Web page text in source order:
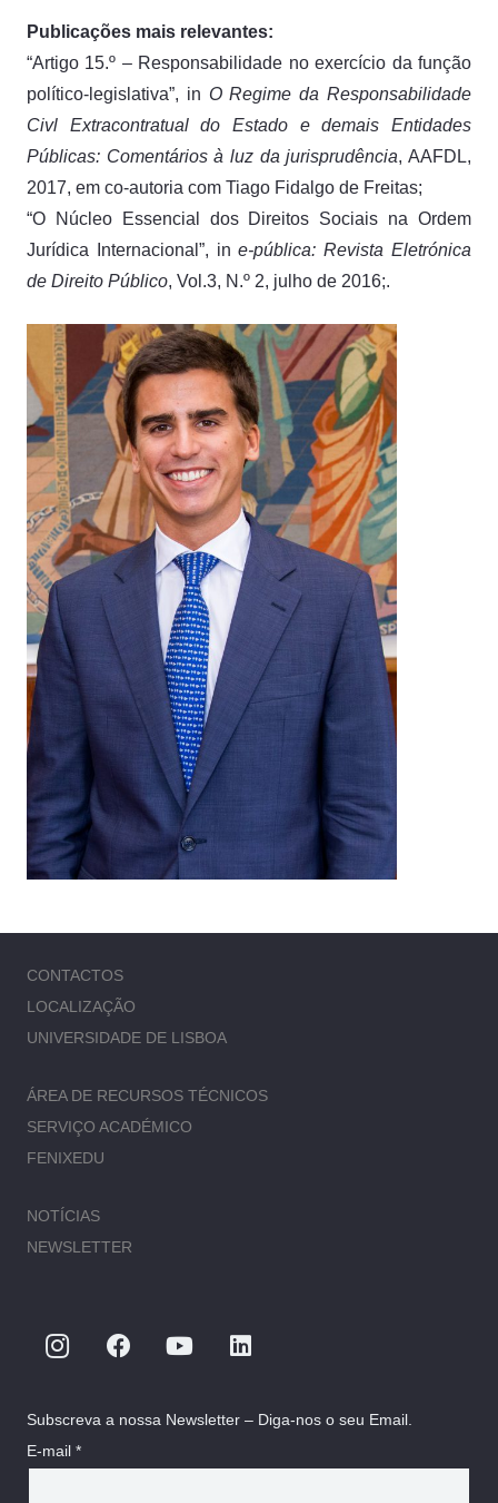
Publicações mais relevantes:
“Artigo 15.º – Responsabilidade no exercício da função
político-legislativa”, in O Regime da Responsabilidade
Civl Extracontratual do Estado e demais Entidades
Públicas: Comentários à luz da jurisprudência, AAFDL,
2017, em co-autoria com Tiago Fidalgo de Freitas;
“O Núcleo Essencial dos Direitos Sociais na Ordem
Jurídica Internacional”, ine-pública: Revista Eletrónica
de Direito Público, Vol.3, N.º 2, julho de 2016;.
CONTACTOS
LOCALIZAÇÃO
UNIVERSIDADE DE LISBOA
ÁREA DE RECURSOS TÉCNICOS
SERVIÇO ACADÉMICO
FENIXEDU
NOTÍCIAS
NEWSLETTER
Subscreva a nossa Newsletter – Diga-nos o seu Email.
E-mail *